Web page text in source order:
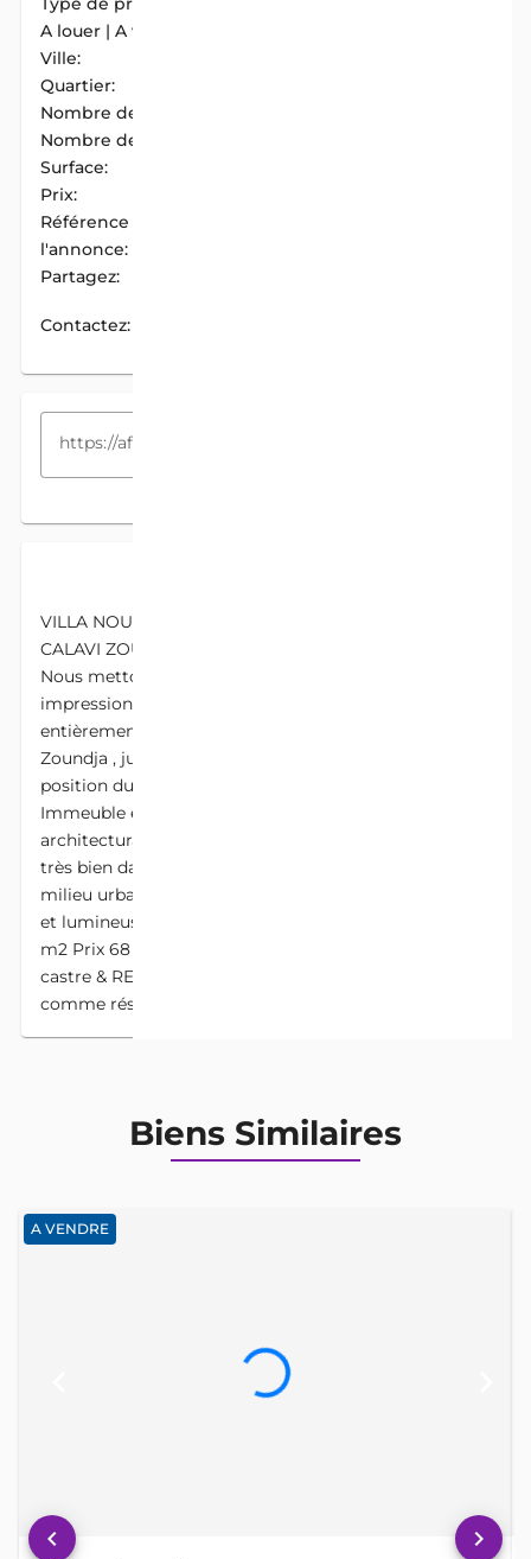
A louer | A vendre:
Ville:
Quartier:
Nombre de chambres:
Nombre de douches:
Surface:
Prix:
Référence de
l'annonce:
Partagez:
Contactez:
VILLA NOUVELLE CONSTRUCTION À VENDRE À
CALAVI ZOUNDJA, PROCHE DE L’HÔTEL TIBI LIBI
Nous mettons en vente une splendide et
impressionnante villa de 03 chambres salon
entièrement meublées et hyper confortable à calavi.
Zoundja , juste 03 minutes du tribunal et 5eme
position du nouveau goudron en chantier L’
Immeuble est construit avec le stricte des normes
architecturales modernes sur une fondation R+1 et
très bien dallé. Bien dallé et staffé établi dans un
milieu urbain et accessible. La maison est très aérée
et lumineuse . Immeuble bâtie sur une surface 338
m2 Prix 68 millions fcfa Documents Attestation
castre & RECASEMENT NB vous pouvez prendre
comme résidentielle meublée
Biens Similaires
A VENDRE
keyboard_arrow_left keyboard_arrow_right